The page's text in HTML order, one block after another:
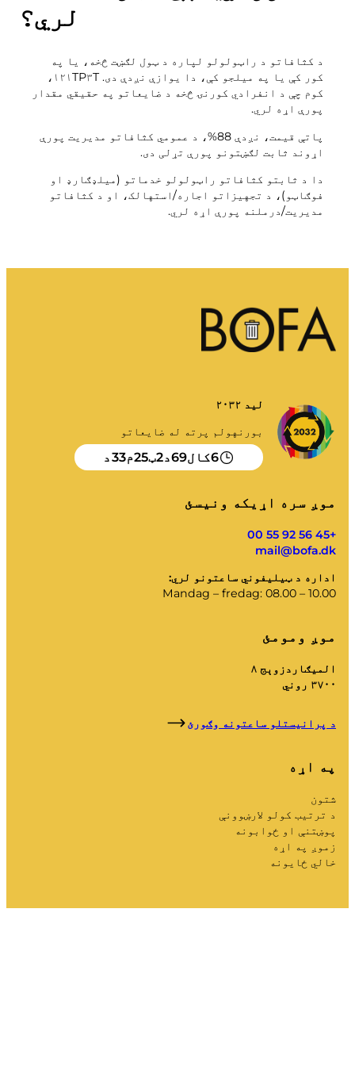
کمپوسټ
په اړه
د کثافاتو تعرفې (خصوصي)
د BRK د ځمکې مقرراتو سره اړیکه
د ترتیب کولو لارښوونې
لري؟
د کثافاتو د راټولولو لپاره د ټول لګښت څخه، یا په
کور کې یا په میلجو کې، دا یوازې نږدې دی. ۱۲۱TP۳T،
کوم چې د انفرادي کورنۍ څخه د ضایعاتو په حقیقي مقدار
پورې اړه لري.
پاتې قیمت، نږدې 88%، د عمومي کثافاتو مدیریت پورې
اړوند ثابت لګښتونو پورې تړلی دی.
دا د ثابتو کثافاتو راټولولو خدماتو (میلډګارډ او
فوګاټو)، د تجهیزاتو اجاره/استهالک، او د کثافاتو
مدیریت/درملنه پورې اړه لري.
لید ۲۰۳۲
بورنهولم پرته له ضایعاتو
6کال69د2ټ25م33د
موږ سره اړیکه ونیسئ
+45 56 92 55 00
mail@bofa.dk
اداره د ټیلیفوني ساعتونو لري:
Mandag – fredag: 08.00 – 10.00
موږ ومومئ
المیګاردزوېج ۸
۳۷۰۰ روني
د پرانیستلو ساعتونه وګورئ
په اړه
شتون
د ترتیب کولو لارښوونې
پوښتنې او ځوابونه
زموږ په اړه
خالي ځایونه